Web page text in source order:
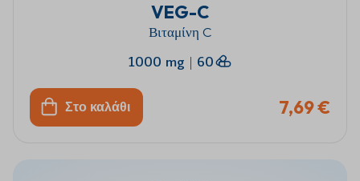
VEG-C
Βιταμίνη C
1000 mg | 60
Στο καλάθι 7,69 €